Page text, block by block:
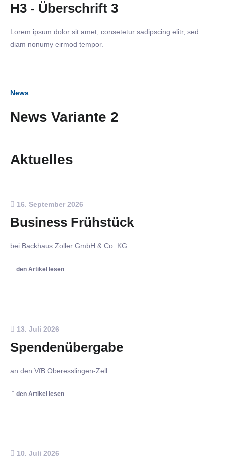
H3 - Überschrift 3
Lorem ipsum dolor sit amet, consetetur sadipscing elitr, sed
diam nonumy eirmod tempor.
News
News Variante 2
Aktuelles
16. September 2026
Business Frühstück
bei Backhaus Zoller GmbH & Co. KG
den Artikel lesen
13. Juli 2026
Spendenübergabe
an den VfB Oberesslingen-Zell
den Artikel lesen
10. Juli 2026